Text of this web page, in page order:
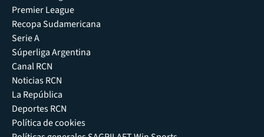
Premier League
Recopa Sudamericana
Serie A
Súperliga Argentina
Canal RCN
Noticias RCN
La República
Deportes RCN
Política de cookies